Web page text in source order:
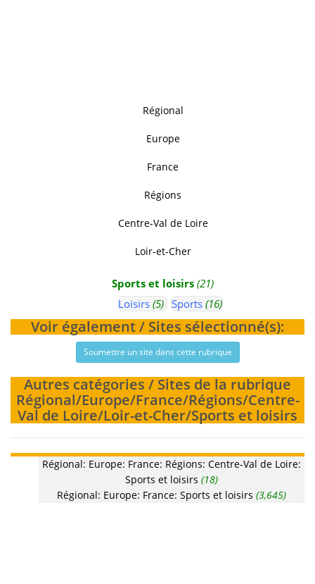
Régional
Europe
France
Régions
Centre-Val de Loire
Loir-et-Cher
Sports et loisirs (21)
Loisirs (5) Sports (16)
Voir également / Sites sélectionné(s):
Soumettre un site dans cette rubrique
Autres catégories / Sites de la rubrique
Régional/Europe/France/Régions/Centre-
Val de Loire/Loir-et-Cher/Sports et loisirs
Régional: Europe: France: Régions: Centre-Val de Loire:
Sports et loisirs (18)
Régional: Europe: France: Sports et loisirs (3,645)